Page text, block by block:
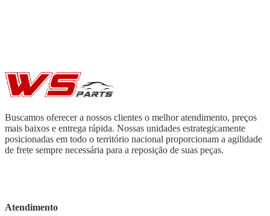
Buscamos oferecer a nossos clientes o melhor atendimento, preços
mais baixos e entrega rápida. Nossas unidades estrategicamente
posicionadas em todo o território nacional proporcionam a agilidade
de frete sempre necessária para a reposição de suas peças.
Atendimento